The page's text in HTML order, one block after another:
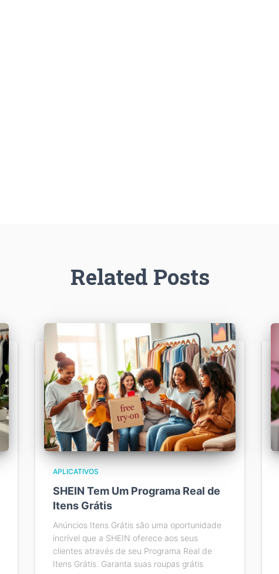
Related Posts
APLICATIVOS
SHEIN Tem Um Programa Real de
Itens Grátis
Anúncios Itens Grátis são uma oportunidade
incrível que a SHEIN oferece aos seus
clientes através de seu Programa Real de
Itens Grátis. Garanta suas roupas grátis